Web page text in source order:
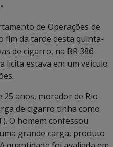
de Operações de
fim da tarde desta quinta-
de cigarro, na BR 386
licita estava em um veiculo
anos, morador de Rio
de cigarro tinha como
O homem confessou
grande carga, produto